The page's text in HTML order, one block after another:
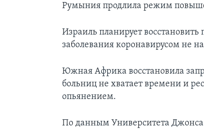
Румыния продлила режим
Израиль планирует
заболевания коронавирусом не
Южная Африка восстановила
больниц не хватает времени и
опьянением.
По данным Университета